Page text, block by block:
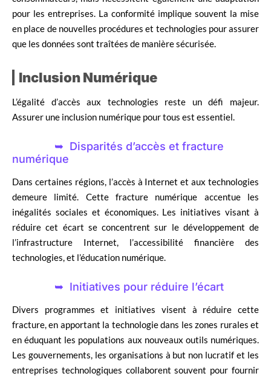
pour les entreprises. La conformité implique souvent la mise
en place de nouvelles procédures et technologies pour assurer
que les données sont traîtées de manière sécurisée.
Inclusion Numérique
L’égalité d’accès aux technologies reste un défi majeur.
Assurer une inclusion numérique pour tous est essentiel.
Disparités d’accès et fracture
numérique
Dans certaines régions, l’accès à Internet et aux technologies
demeure limité. Cette fracture numérique accentue les
inégalités sociales et économiques. Les initiatives visant à
réduire cet écart se concentrent sur le développement de
l’infrastructure Internet, l’accessibilité financière des
technologies, et l’éducation numérique.
Initiatives pour réduire l’écart
Divers programmes et initiatives visent à réduire cette
fracture, en apportant la technologie dans les zones rurales et
en éduquant les populations aux nouveaux outils numériques.
Les gouvernements, les organisations à but non lucratif et les
entreprises technologiques collaborent souvent pour fournir